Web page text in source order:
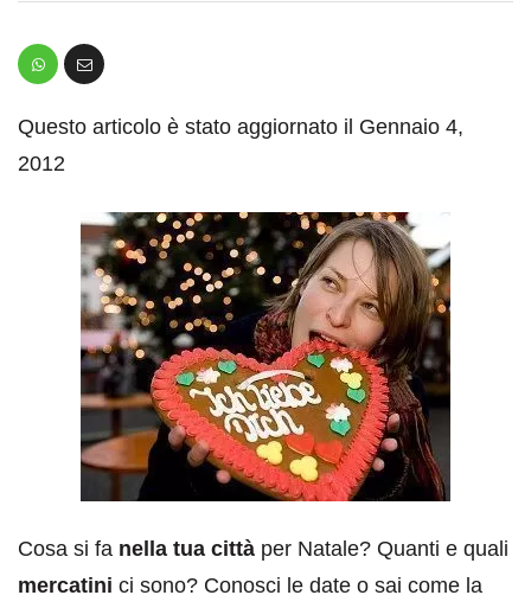
Questo articolo è stato aggiornato il Gennaio 4,
2012
Cosa si fa nella tua città per Natale? Quanti e quali
mercatini ci sono? Conosci le date o sai come la